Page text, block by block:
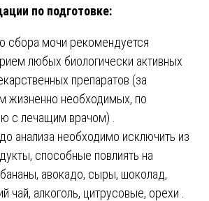
по подготовке:
сбора мочи рекомендуется
любых биологически активных
препаратов (за
жизненно необходимых, по
с лечащим врачом) .
анализа необходимо исключить из
способные повлиять на
авокадо, сыры, шоколад,
чай, алкоголь, цитрусовые, орехи .